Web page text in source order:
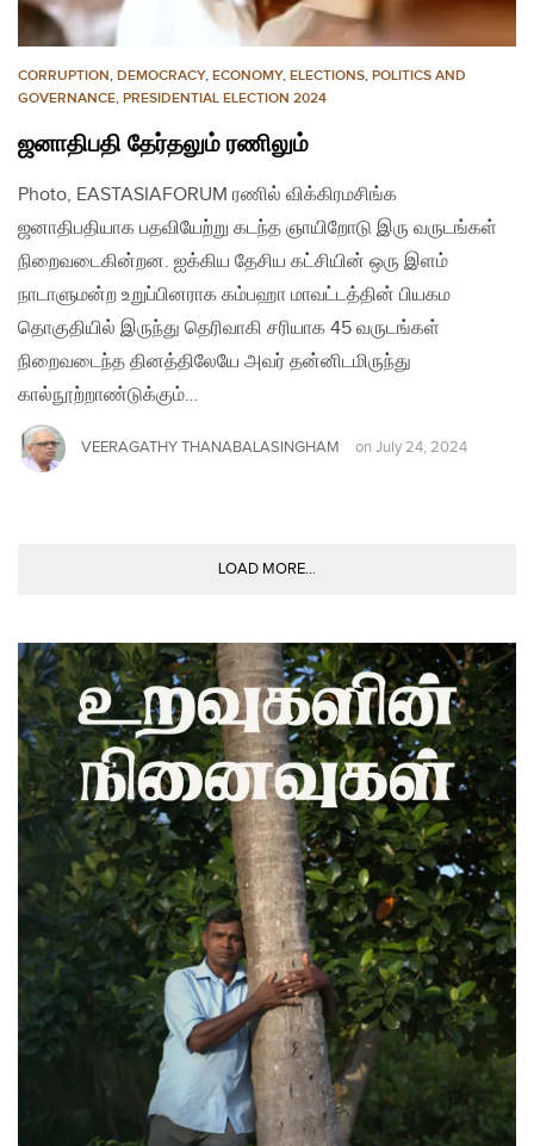
CORRUPTION, DEMOCRACY, ECONOMY, ELECTIONS, POLITICS AND
GOVERNANCE, PRESIDENTIAL ELECTION 2024
ஜனாதிபதி தேர்தலும் ரணிலும்
Photo, EASTASIAFORUM ரணில் விக்கிரமசிங்க
ஜனாதிபதியாக பதவியேற்று கடந்த ஞாயிறோடு இரு வருடங்கள்
நிறைவடைகின்றன. ஐக்கிய தேசிய கட்சியின் ஒரு இளம்
நாடாளுமன்ற உறுப்பினராக கம்பஹா மாவட்டத்தின் பியகம
தொகுதியில் இருந்து தெரிவாகி சரியாக 45 வருடங்கள்
நிறைவடைந்த தினத்திலேயே அவர் தன்னிடமிருந்து
கால்நூற்றாண்டுக்கும்…
VEERAGATHY THANABALASINGHAM on July 24, 2024
LOAD MORE...